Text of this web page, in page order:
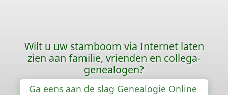
Wilt u uw stamboom via Internet laten
zien aan familie, vrienden en collega-
genealogen?
Ga eens aan de slag Genealogie Online